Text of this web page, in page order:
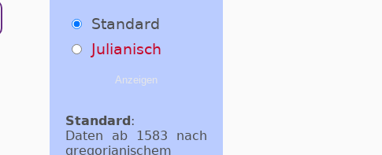
Standard
Julianisch
Standard:
Daten ab 1583 nach
gregorianischem